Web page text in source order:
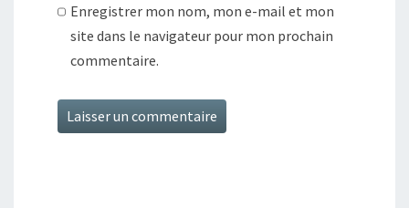
Enregistrer mon nom, mon e-mail et mon
site dans le navigateur pour mon prochain
commentaire.